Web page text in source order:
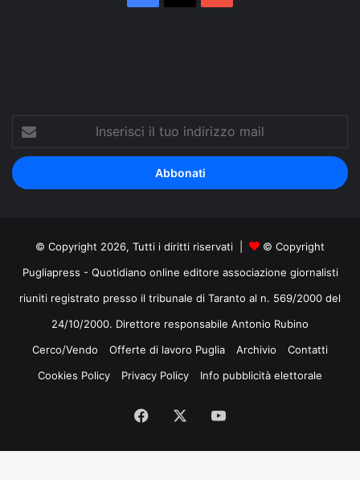
tuo
indirizzo
mail
© Copyright 2026, Tutti i diritti riservati |
© Copyright
Pugliapress - Quotidiano online editore associazione giornalisti
riuniti registrato presso il tribunale di Taranto al n. 569/2000 del
24/10/2000. Direttore responsabile Antonio Rubino
Cerco/Vendo
Offerte di lavoro Puglia Archivio
Contatti
Cookies Policy
Privacy Policy Info pubblicità elettorale
Facebook
Tube